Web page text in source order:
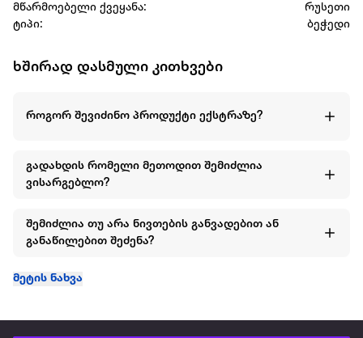
მწარმოებელი ქვეყანა:
რუსეთი
ტიპი:
ბეჭედი
ხშირად დასმული კითხვები
როგორ შევიძინო პროდუქტი ექსტრაზე?
გადახდის რომელი მეთოდით შემიძლია
ვისარგებლო?
შემიძლია თუ არა ნივთების განვადებით ან
განაწილებით შეძენა?
მეტის ნახვა